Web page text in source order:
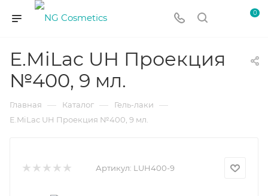
0
E.MiLac UH Проекция
№400, 9 мл.
Главная — Каталог — Гель-лаки —
E.MiLac UH Проекция №400, 9 мл.
Артикул: LUH400-9